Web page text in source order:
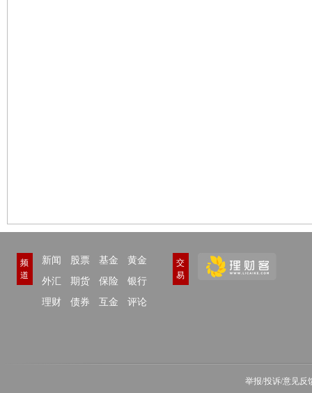
频
道
新闻 股票 基金
黄金
外汇
期货 保险
银行
理财
债券 互金 评论
交
易
举报/投诉/意见反